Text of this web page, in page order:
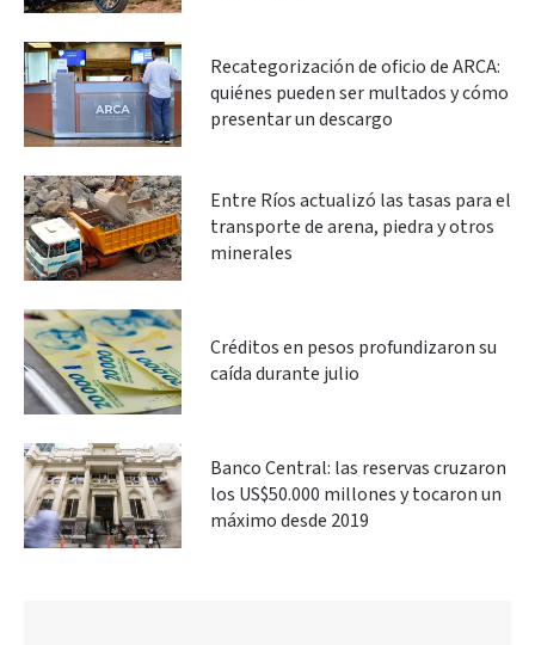
Recategorización de oficio de ARCA:
quiénes pueden ser multados y cómo
presentar un descargo
Entre Ríos actualizó las tasas para el
transporte de arena, piedra y otros
minerales
Créditos en pesos profundizaron su
caída durante julio
Banco Central: las reservas cruzaron
los US$50.000 millones y tocaron un
máximo desde 2019